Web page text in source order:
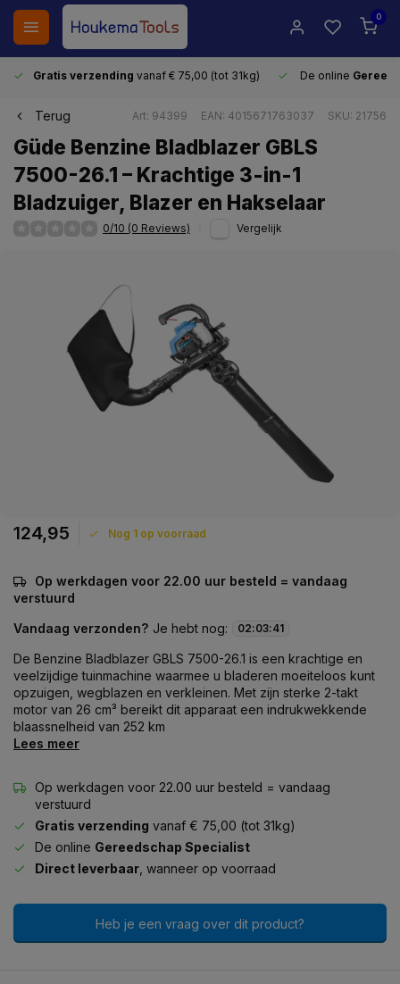
0
Gratis verzending vanaf € 75,00 (tot 31kg) De online
Terug Art: 94399 EAN: 4015671763037 SKU: 21756
Güde Benzine Bladblazer GBLS
7500-26.1 – Krachtige 3-in-1
Bladzuiger, Blazer en Hakselaar
0/10 (0 Reviews) Vergelijk
124,95 Nog 1 op voorraad
Op werkdagen voor 22.00 uur besteld = vandaag
verstuurd
Vandaag verzonden? Je hebt nog: 02:03:41
De Benzine Bladblazer GBLS 7500-26.1 is een krachtige en
veelzijdige tuinmachine waarmee u bladeren moeiteloos kunt
opzuigen, wegblazen en verkleinen. Met zijn sterke 2-takt
motor van 26 cm³ bereikt dit apparaat een indrukwekkende
blaassnelheid van 252 km
Lees meer
Op werkdagen voor 22.00 uur besteld = vandaag
verstuurd
Gratis verzending vanaf € 75,00 (tot 31kg)
De online Gereedschap Specialist
Direct leverbaar , wanneer op voorraad
Heb je een vraag over dit product?